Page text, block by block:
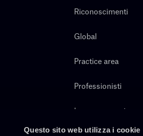
Questo sito web utilizza i cookie
Riconoscimenti
Global
Practice area
Professionisti
Lavora con noi